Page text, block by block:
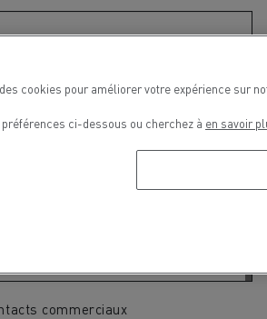
commerciaux
cookies pour améliorer votre expérience sur
ci-dessous ou cherchez à en savoir